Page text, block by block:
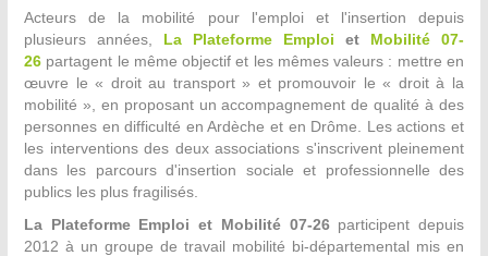
Acteurs de la mobilité pour l'emploi et l'insertion depuis
plusieurs années, La Plateforme Emploi et Mobilité 07-
26 partagent le même objectif et les mêmes valeurs : mettre en
œuvre le « droit au transport » et promouvoir le « droit à la
mobilité », en proposant un accompagnement de qualité à des
personnes en difficulté en Ardèche et en Drôme. Les actions et
les interventions des deux associations s'inscrivent pleinement
dans les parcours d'insertion sociale et professionnelle des
publics les plus fragilisés.
La Plateforme Emploi et Mobilité 07-26participent depuis
2012 à un groupe de travail mobilité bi-départemental mis en